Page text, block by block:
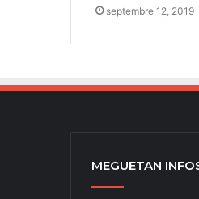
septembre 12, 2019
MEGUETAN